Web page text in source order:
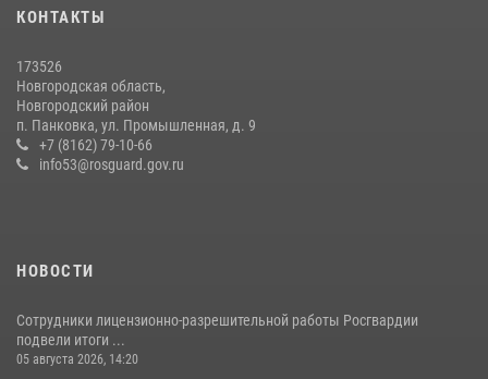
Росгвардейцы из Великого Новгорода стали призерами в личном
спортивному самбо
04 августа 2026, 11:42
Новгородские росгвардейцы рассказали о службе детям из летнего
лагеря «Волынь»
КОНТАКТЫ
173526
Новгородская область,
Новгородский район
п. Панковка, ул. Промышленная, д. 9
+7 (8162) 79-10-66
info53@rosguard.gov.ru
НОВОСТИ
Сотрудники лицензионно-разрешительной работы Росгвардии
подвели итоги ...
05 августа 2026, 14:20